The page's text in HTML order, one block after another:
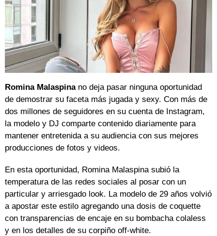
Romina Malaspinano deja pasar ninguna oportunidad
de demostrar su faceta más jugada y sexy. Con más de
dos millones de seguidores en su cuenta de Instagram,
la modelo y DJ comparte contenido diariamente para
mantener entretenida a su audiencia con sus mejores
producciones de fotos y videos.
En esta oportunidad, Romina Malaspina subió la
temperatura de las redes sociales al posar con un
particular y arriesgado look. La modelo de 29 años volvió
a apostar este estilo agregando una dosis de coquette
con transparencias de encaje en su bombacha colaless
y en los detalles de su corpiño off-white.